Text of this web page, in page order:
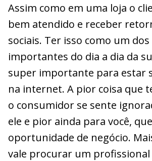
Assim como em uma loja o
bem atendido e receber
sociais. Ter isso como um
importantes do dia a dia da
super importante para estar
na internet. A pior coisa que
o consumidor se sente
ele e pior ainda para você,
oportunidade de negócio.
vale procurar um profissional